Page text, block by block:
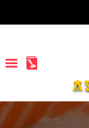
ACCUEIL